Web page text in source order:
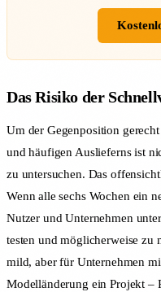
Das Risiko der
Um der Gegenposition
und häufigen Auslieferns ist
zu untersuchen. Das
Wenn alle sechs Wochen ein
Nutzer und Unternehmen
testen und möglicherweise zu
mild, aber für Unternehmen
Modelländerung ein Projekt –